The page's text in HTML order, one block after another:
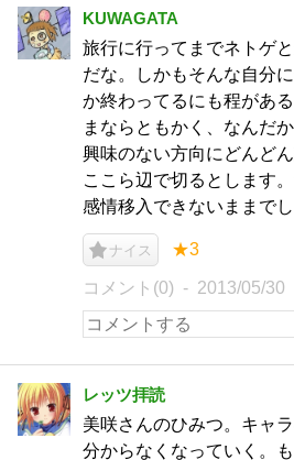
KUWAGATA
旅行に行ってまでネトゲ
だな。しかもそんな自分
か終わってるにも程があ
まならともかく、なんだ
興味のない方向にどんど
ここら辺で切るとします
感情移入できないままでし
ナイス ★3
コメント(0) 2013/05/30
レッツ拝読
美咲さんのひみつ。キャ
分からなくなっていく。